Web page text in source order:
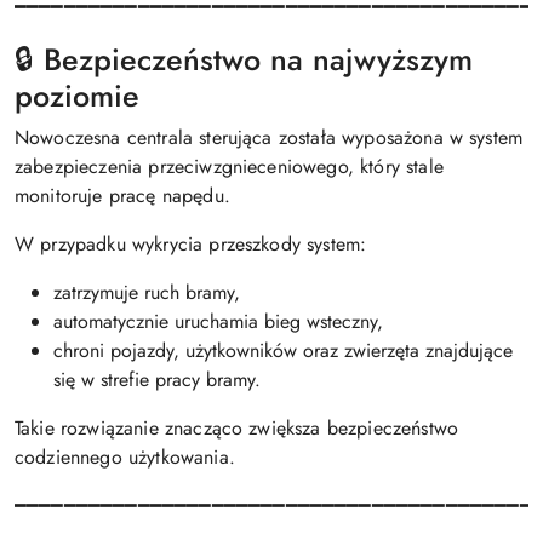
🔒 Bezpieczeństwo na najwyższym
poziomie
Nowoczesna centrala sterująca została wyposażona w system
zabezpieczenia przeciwzgnieceniowego, który stale
monitoruje pracę napędu.
W przypadku wykrycia przeszkody system:
zatrzymuje ruch bramy,
automatycznie uruchamia bieg wsteczny,
chroni pojazdy, użytkowników oraz zwierzęta znajdujące
się w strefie pracy bramy.
Takie rozwiązanie znacząco zwiększa bezpieczeństwo
codziennego użytkowania.